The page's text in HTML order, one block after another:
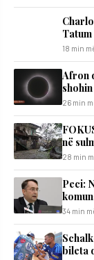
18 min
Afron
26 min
në
28 min
Peci:
34 min
bileta